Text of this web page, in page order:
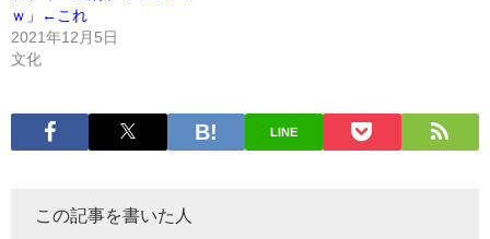
ｗ」←これ
2021年12月5日
文化
LINE
この記事を書いた人